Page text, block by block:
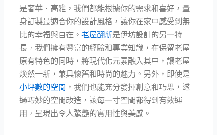
是奢華、高雅，我們都能根據你的需求和喜好，量
身訂製最適合你的設計風格，讓你在家中感受到無
比的幸福與自在。老屋翻新是伊坊設計的另一特
長，我們擁有豐富的經驗和專業知識，在保留老屋
原有特色的同時，將現代化元素融入其中，讓老屋
焕然一新，兼具懷舊和時尚的魅力。另外，即使是
小坪數的空間 ，我們也能充分發揮創意和巧思，透
過巧妙的空間改造，讓每一寸空間都得到有效運
用，呈現出令人驚艷的實用性與美感。